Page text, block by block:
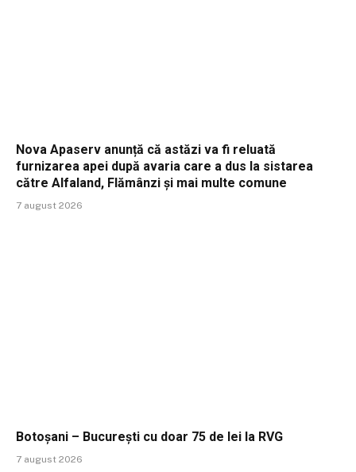
Nova Apaserv anunță că astăzi va fi reluată
furnizarea apei după avaria care a dus la sistarea
către Alfaland, Flămânzi și mai multe comune
7 august 2026
Botoșani – București cu doar 75 de lei la RVG
7 august 2026